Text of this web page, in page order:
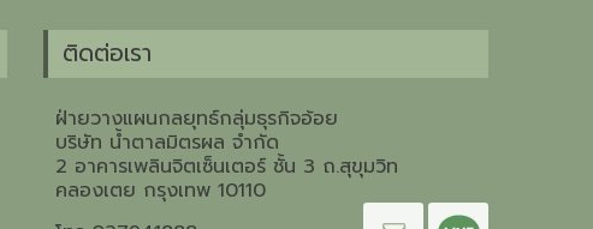
ติดต่อเรา
ฝ่ายวางแผนกลยุทธ์กลุ่มธุรกิจอ้อย
บริษัท น้ำตาลมิตรผล จำกัด
2 อาคารเพลินจิตเซ็นเตอร์ ชั้น 3 ถ.สุขุมวิท
คลองเตย กรุงเทพ 10110